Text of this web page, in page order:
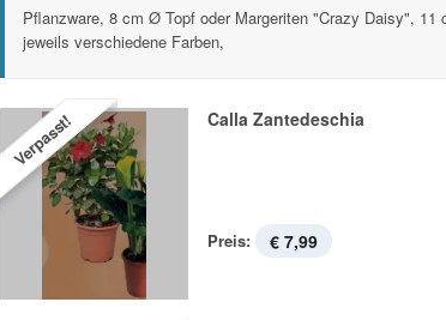
Pflanzware, 8 cm Ø Topf oder Margeriten "Crazy Daisy", 11
jeweils verschiedene Farben,
Verpasst! Calla Zantedeschia
Preis: € 7,99